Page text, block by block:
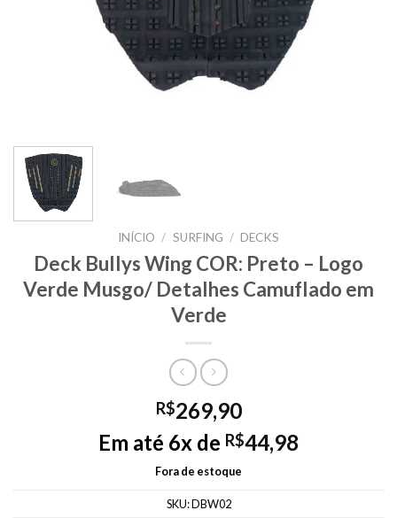
INÍCIO / SURFING / DECKS
Deck Bullys Wing COR: Preto – Logo
Verde Musgo/ Detalhes Camuflado em
Verde
R$269,90
Em até 6x de R$44,98
Fora de estoque
SKU:DBW02